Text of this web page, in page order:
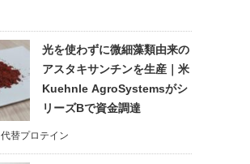
光を使わずに微細藻類由来の
アスタキサンチンを生産｜米
Kuehnle AgroSystemsがシ
リーズBで資金調達
代替プロテイン